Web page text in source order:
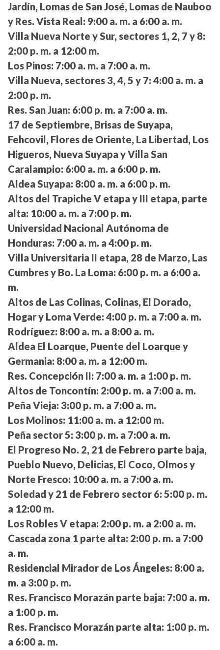
Jardín, Lomas de San José, Lomas de Nauboo
y Res. Vista Real: 9:00 a. m. a 6:00 a. m.
Villa Nueva Norte y Sur, sectores 1, 2, 7 y 8:
2:00 p. m. a 12:00 m.
Los Pinos: 7:00 a. m. a 7:00 a. m.
Villa Nueva, sectores 3, 4, 5 y 7: 4:00 a. m. a
2:00 p. m.
Res. San Juan: 6:00 p. m. a 7:00 a. m.
17 de Septiembre, Brisas de Suyapa,
Fehcovil, Flores de Oriente, La Libertad, Los
Higueros, Nueva Suyapa y Villa San
Caralampio: 6:00 a. m. a 6:00 p. m.
Aldea Suyapa: 8:00 a. m. a 6:00 p. m.
Altos del Trapiche V etapa y III etapa, parte
alta: 10:00 a. m. a 7:00 p. m.
Universidad Nacional Autónoma de
Honduras: 7:00 a. m. a 4:00 p. m.
Villa Universitaria II etapa, 28 de Marzo, Las
Cumbres y Bo. La Loma: 6:00 p. m. a 6:00 a.
m.
Altos de Las Colinas, Colinas, El Dorado,
Hogar y Loma Verde: 4:00 p. m. a 7:00 a. m.
Rodríguez: 8:00 a. m. a 8:00 a. m.
Aldea El Loarque, Puente del Loarque y
Germania: 8:00 a. m. a 12:00 m.
Res. Concepción II: 7:00 a. m. a 1:00 p. m.
Altos de Toncontín: 2:00 p. m. a 7:00 a. m.
Peña Vieja: 3:00 p. m. a 7:00 a. m.
Los Molinos: 11:00 a. m. a 12:00 m.
Peña sector 5: 3:00 p. m. a 7:00 a. m.
El Progreso No. 2, 21 de Febrero parte baja,
Pueblo Nuevo, Delicias, El Coco, Olmos y
Norte Fresco: 10:00 a. m. a 7:00 a. m.
Soledad y 21 de Febrero sector 6: 5:00 p. m.
a 12:00 m.
Los Robles V etapa: 2:00 p. m. a 2:00 a. m.
Cascada zona 1 parte alta: 2:00 p. m. a 7:00
a. m.
Residencial Mirador de Los Ángeles: 8:00 a.
m. a 3:00 p. m.
Res. Francisco Morazán parte baja: 7:00 a. m.
a 1:00 p. m.
Res. Francisco Morazán parte alta: 1:00 p. m.
a 6:00 a. m.